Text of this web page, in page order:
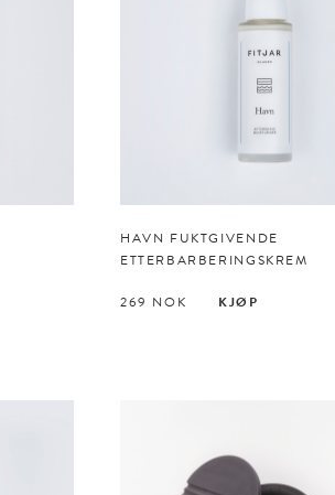
HAVN FUKTGIVENDE
ETTERBARBERINGS­KREM
269 NOK KJØP